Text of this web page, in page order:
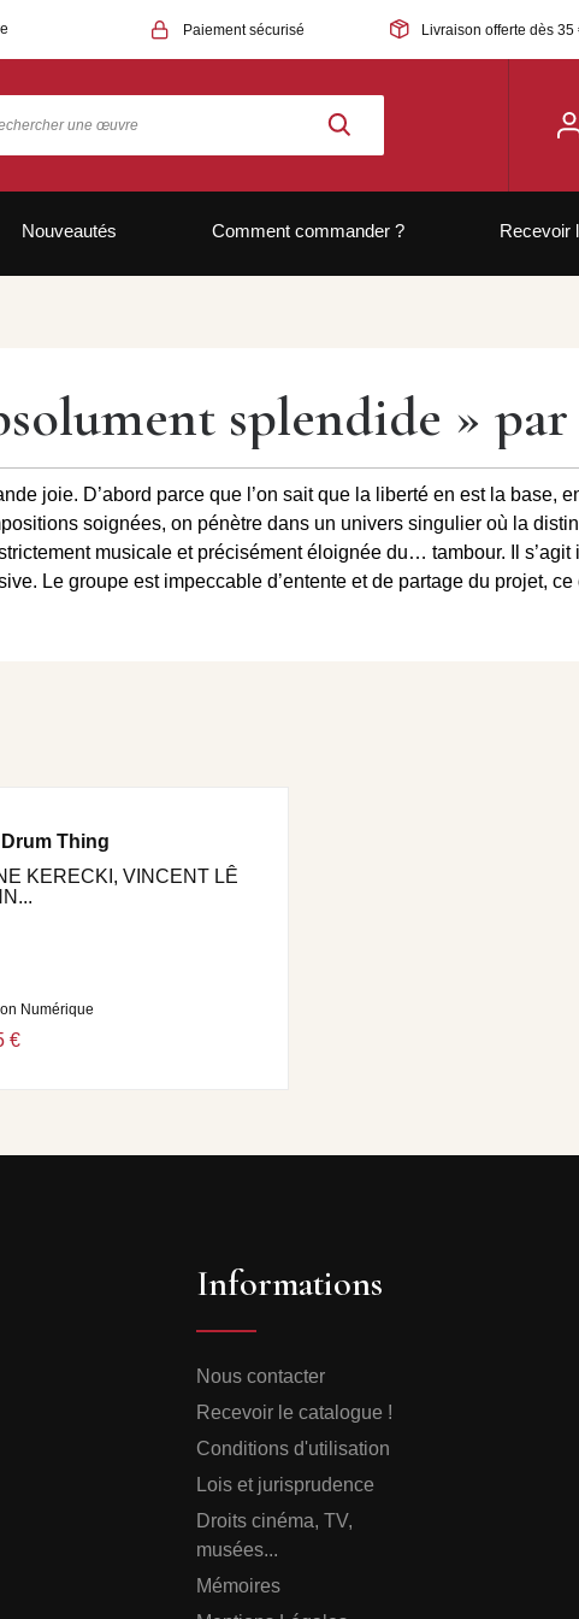
Paiement sécurisé Livraison offerte dès
Nouveautés Comment commander ? Recevoir
splendide » par
joie. D’abord parce que l’on sait que la liberté en est la base,
soignées, on pénètre dans un univers singulier où la
musicale et précisément éloignée du… tambour. Il
Le groupe est impeccable d’entente et de partage du projet,
Thing
KERECKI, VINCENT LÊ
Numérique
€
Informations
Nous contacter
Recevoir le catalogue !
Conditions d'utilisation
Lois et jurisprudence
Droits cinéma, TV,
musées...
Mémoires